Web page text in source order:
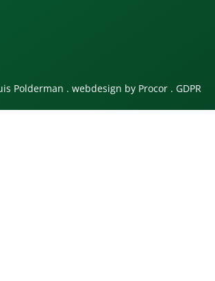
Polderman . webdesign by Procor . GDPR